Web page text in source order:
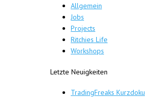
Allgemein
Jobs
Projects
Ritchies Life
Workshops
Letzte Neuigkeiten
TradingFreaks Kurzdoku